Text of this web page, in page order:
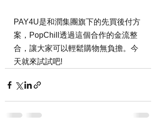
PAY4U是和潤集團旗下的先買後付方
案，PopChill透過這個合作的金流整
合，讓大家可以輕鬆購物無負擔。今
天就來試試吧!